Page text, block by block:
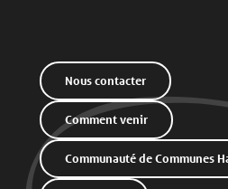
Nous contacter
Comment venir
Communauté de Communes